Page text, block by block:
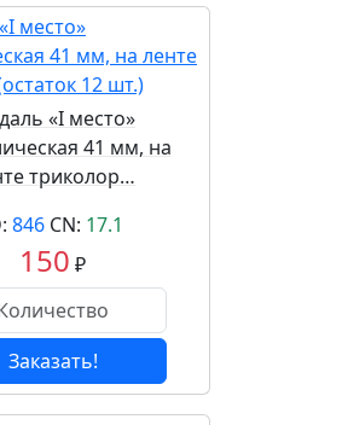
«I место»
41 мм, на
триколор…
846 CN: 17.1
150 ₽
Заказать!